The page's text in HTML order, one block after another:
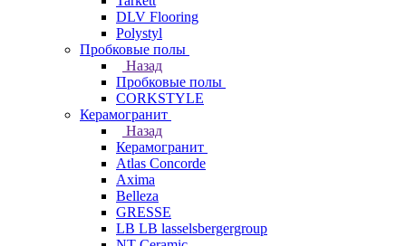
DLV Flooring
Polystyl
Пробковые полы
Назад
Пробковые полы
CORKSTYLE
Керамогранит
Назад
Керамогранит
Atlas Concorde
Axima
Belleza
GRESSE
LB LB lasselsbergergroup